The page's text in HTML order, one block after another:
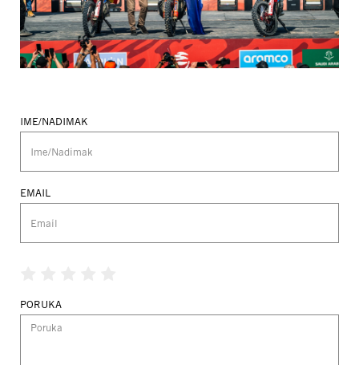
IME/NADIMAK
EMAIL
PORUKA